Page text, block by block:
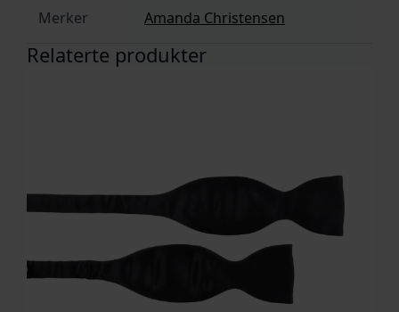
Merker Amanda Christensen
Relaterte produkter